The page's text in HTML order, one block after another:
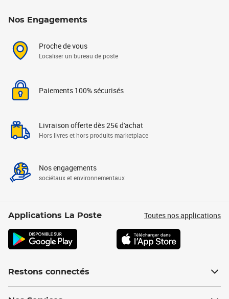
Nos Engagements
Proche de vous
Localiser un bureau de poste
Paiements 100% sécurisés
Livraison offerte dès 25€ d'achat
Hors livres et hors produits marketplace
Nos engagements
sociétaux et environnementaux
Applications La Poste Toutes nos applications
Restons connectés